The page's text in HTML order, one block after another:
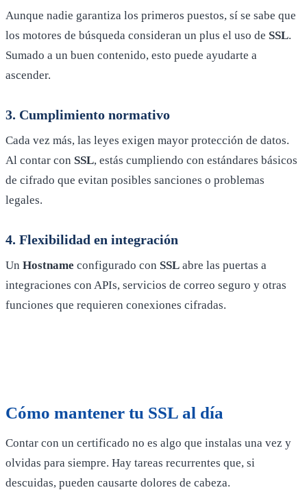
Aunque nadie garantiza los primeros puestos, sí se sabe que
los motores de búsqueda consideran un plus el uso de SSL.
Sumado a un buen contenido, esto puede ayudarte a
ascender.
3. Cumplimiento normativo
Cada vez más, las leyes exigen mayor protección de datos.
Al contar con SSL, estás cumpliendo con estándares básicos
de cifrado que evitan posibles sanciones o problemas
legales.
4. Flexibilidad en integración
Un Hostname configurado con SSL abre las puertas a
integraciones con APIs, servicios de correo seguro y otras
funciones que requieren conexiones cifradas.
Cómo mantener tu SSL al día
Contar con un certificado no es algo que instalas una vez y
olvidas para siempre. Hay tareas recurrentes que, si
descuidas, pueden causarte dolores de cabeza.